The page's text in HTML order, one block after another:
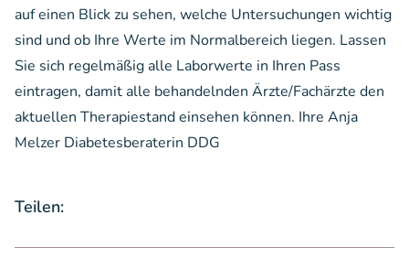
auf einen Blick zu sehen, welche Untersuchungen wichtig
sind und ob Ihre Werte im Normalbereich liegen. Lassen
Sie sich regelmäßig alle Laborwerte in Ihren Pass
eintragen, damit alle behandelnden Ärzte/Fachärzte den
aktuellen Therapiestand einsehen können. Ihre Anja
Melzer Diabetesberaterin DDG
Teilen: